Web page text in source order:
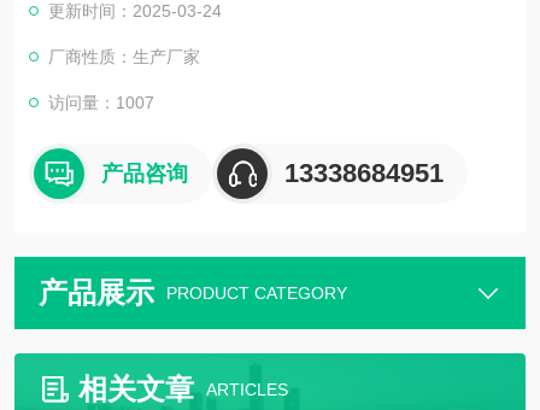
更新时间：2025-03-24
厂商性质：生产厂家
访问量：1007
产品咨询 13338684951
产品展示 PRODUCT CATEGORY
相关文章 ARTICLES